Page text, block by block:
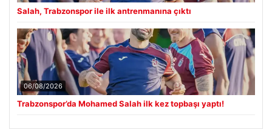
Salah, Trabzonspor ile ilk antrenmanına çıktı
06/08/2026
Trabzonspor’da Mohamed Salah ilk kez topbaşı yaptı!